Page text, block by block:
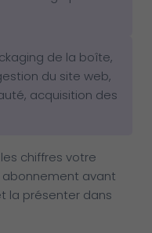
de la boîte,
du site web,
acquisition des
chiffres votre
avant
la présenter dans